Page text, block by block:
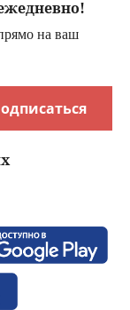
на ваш